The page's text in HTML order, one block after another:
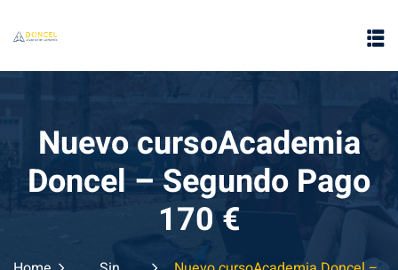
Nuevo cursoAcademia
Doncel – Segundo Pago
170 €